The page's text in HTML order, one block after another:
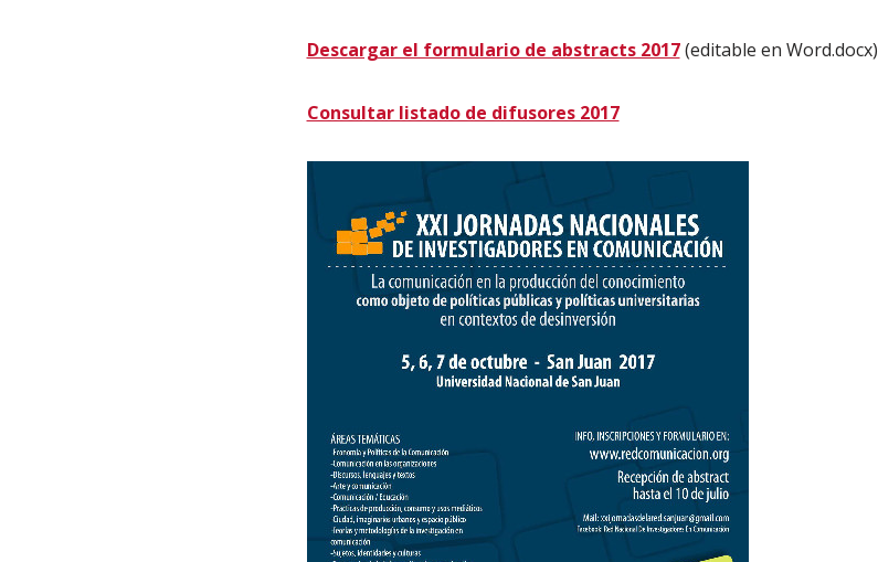
Descargar el formulario de abstracts 2017(editable en Word.docx)
Consultar listado de difusores 2017